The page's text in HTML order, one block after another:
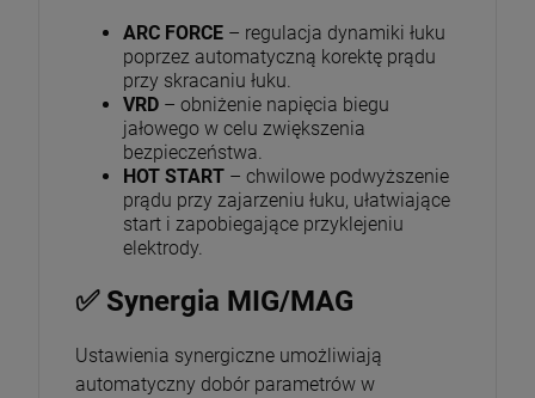
ARC FORCE – regulacja dynamiki łuku
poprzez automatyczną korektę prądu
przy skracaniu łuku.
VRD – obniżenie napięcia biegu
jałowego w celu zwiększenia
bezpieczeństwa.
HOT START – chwilowe podwyższenie
prądu przy zajarzeniu łuku, ułatwiające
start i zapobiegające przyklejeniu
elektrody.
✅ Synergia MIG/MAG
Ustawienia synergiczne umożliwiają
automatyczny dobór parametrów w